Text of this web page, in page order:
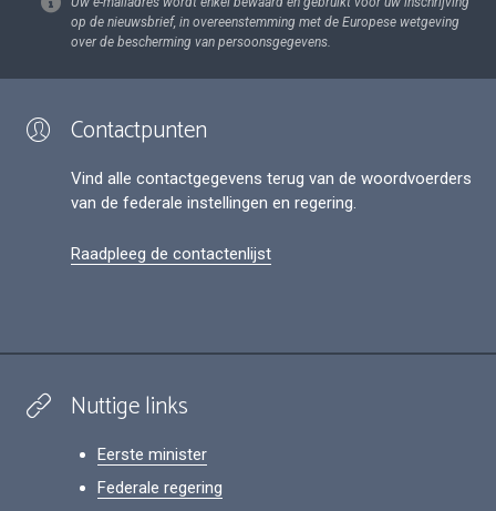
op de nieuwsbrief, in overeenstemming met de Europese wetgeving
over de bescherming van persoonsgegevens.
Contactpunten
Vind alle contactgegevens terug van de woordvoerders
van de federale instellingen en regering.
Raadpleeg de contactenlijst
Nuttige links
Eerste minister
Federale regering